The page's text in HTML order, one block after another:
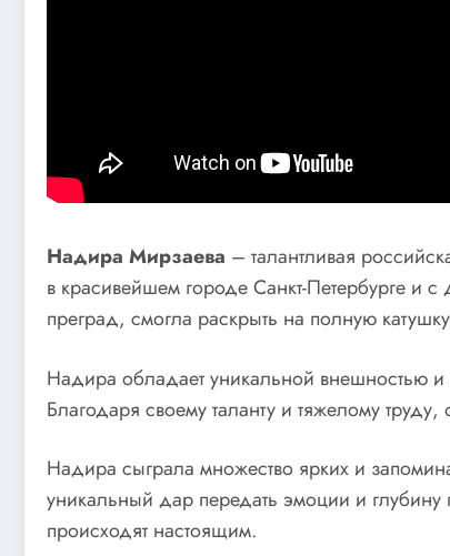
Надира Мирзаева – талантливая
в красивейшем городе Санкт-Петербурге и с
преград, смогла раскрыть на полную
Надира обладает уникальной внешностью
Благодаря своему таланту и тяжелому
Надира сыграла множество ярких и
уникальный дар передать эмоции и глубину
происходят настоящим.